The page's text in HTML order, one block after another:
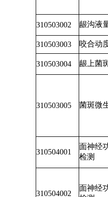
310503002 龈沟液
310503003 咬合动
310503004 龈上菌
310503005 菌斑微
310504001
面神经
检测
310504002
面神经